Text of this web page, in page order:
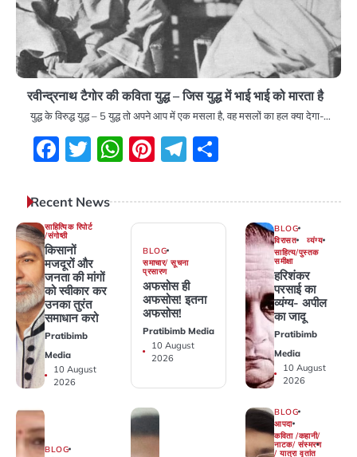
रवीन्द्रनाथ टैगोर की कविता युद्ध – जिस युद्ध में भाई भाई को मारता है
युद्ध के विरुद्ध युद्ध – 5 युद्ध तो अपने आप में एक मसला है, वह मसलों का हल क्या देगा-…
Facebook
Twitter
WhatsApp
Pinterest
Telegram
Recent News
साहित्यिक रिपोर्ट
/संगोष्ठी
किसानों
मजदूरों और
जनता की मांगों
को स्वीकार कर
उनका तुरंत
समाधान करो
Pratibimb
Media
10 August
2026
BLOG
समाचार/ सूचना
प्रसारण
अफसोस ही
अफसोस! इतना
अफसोस! ‎
Pratibimb Media
10 August
2026
BLOG
विरासत
व्यंग्य
साहित्य/पुस्तक
समीक्षा
हरिशंकर
परसाई का
व्यंग्य- अपील
का जादू
Pratibimb
Media
10 August
2026
BLOG
BLOG
आपदा
कविता /कहानी/
नाटक/ संस्मरण
/ यात्रा वृतांत